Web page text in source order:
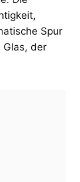
Spur
Glas, der